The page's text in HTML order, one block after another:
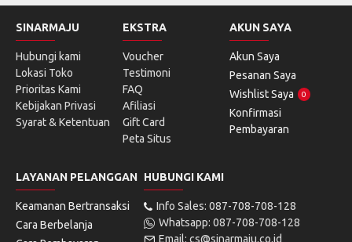
SINARMAJU
Hubungi kami
Lokasi Toko
Prioritas Kami
Kebijakan Privasi
Syarat & Ketentuan
EKSTRA
Voucher
Testimoni
FAQ
Afiliasi
Gift Card
Peta Situs
AKUN SAYA
Akun Saya
Pesanan Saya
Wishlist Saya
0
Konfirmasi
Pembayaran
LAYANAN PELANGGAN
Keamanan Bertransaksi
Cara Berbelanja
HUBUNGI KAMI
Info Sales: 087-708-708-128
Whatsapp: 087-708-708-128
Email: cs@sinarmaju.co.id